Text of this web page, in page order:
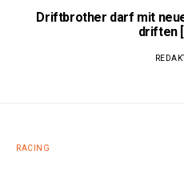
Driftbrother darf mit
driften
RACING